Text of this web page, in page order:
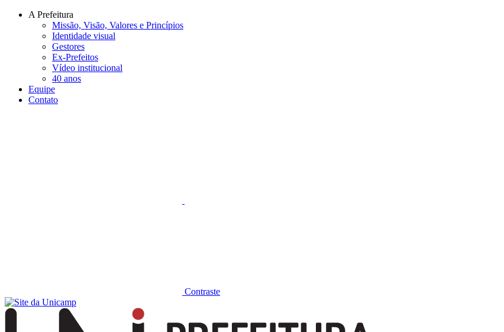
Conteúdo principal
A Prefeitura
Missão, Visão, Valores e Princípios
Identidade visual
Gestores
Ex-Prefeitos
Vídeo institucional
40 anos
Equipe
Contato
Contraste